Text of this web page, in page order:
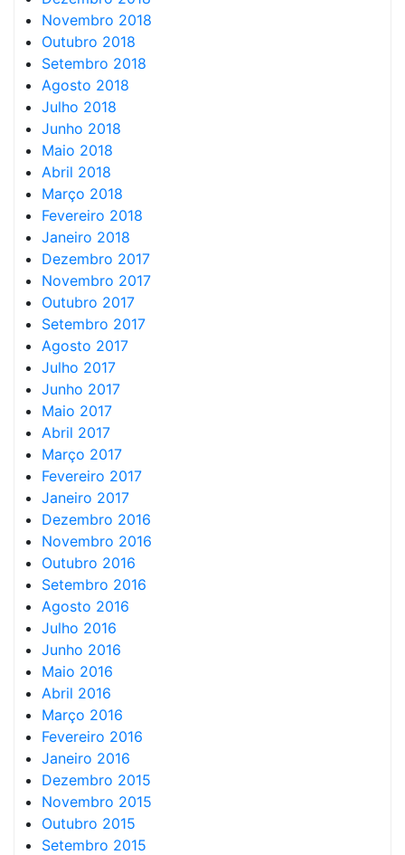
Novembro 2018
Outubro 2018
Setembro 2018
Agosto 2018
Julho 2018
Junho 2018
Maio 2018
Abril 2018
Março 2018
Fevereiro 2018
Janeiro 2018
Dezembro 2017
Novembro 2017
Outubro 2017
Setembro 2017
Agosto 2017
Julho 2017
Junho 2017
Maio 2017
Abril 2017
Março 2017
Fevereiro 2017
Janeiro 2017
Dezembro 2016
Novembro 2016
Outubro 2016
Setembro 2016
Agosto 2016
Julho 2016
Junho 2016
Maio 2016
Abril 2016
Março 2016
Fevereiro 2016
Janeiro 2016
Dezembro 2015
Novembro 2015
Outubro 2015
Setembro 2015